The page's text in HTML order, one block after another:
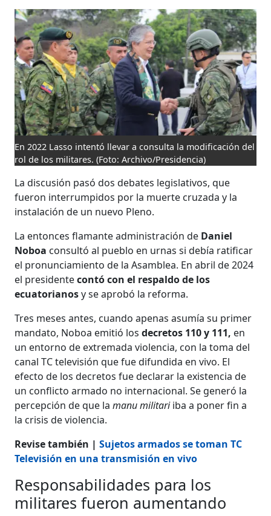
En 2022 Lasso intentó llevar a consulta la modificación del
rol de los militares. (Foto: Archivo/Presidencia)
La discusión pasó dos debates legislativos, que
fueron interrumpidos por la muerte cruzada y la
instalación de un nuevo Pleno.
La entonces flamante administración de Daniel
Noboa consultó al pueblo en urnas si debía ratificar
el pronunciamiento de la Asamblea. En abril de 2024
el presidentecontó con el respaldo de los
ecuatorianosy se aprobó la reforma.
Tres meses antes, cuando apenas asumía su primer
mandato, Noboa emitió losdecretos 110 y 111, en
un entorno de extremada violencia, con la toma del
canal TC televisión que fue difundida en vivo. El
efecto de los decretos fue declarar la existencia de
un conflicto armado no internacional. Se generó la
percepción de que lamanu militariiba a poner fin a
la crisis de violencia.
Revise también |Sujetos armados se toman TC
Televisión en una transmisión en vivo
Responsabilidades para los
militares fueron aumentando